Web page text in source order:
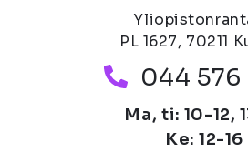
PL 1627, 70211
044 576
Ma, ti: 10-12,
Ke: 12-16